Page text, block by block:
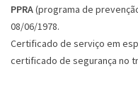
PPRA(programa de
08/06/1978.
Certificado de serviço em
certificado de segurança no